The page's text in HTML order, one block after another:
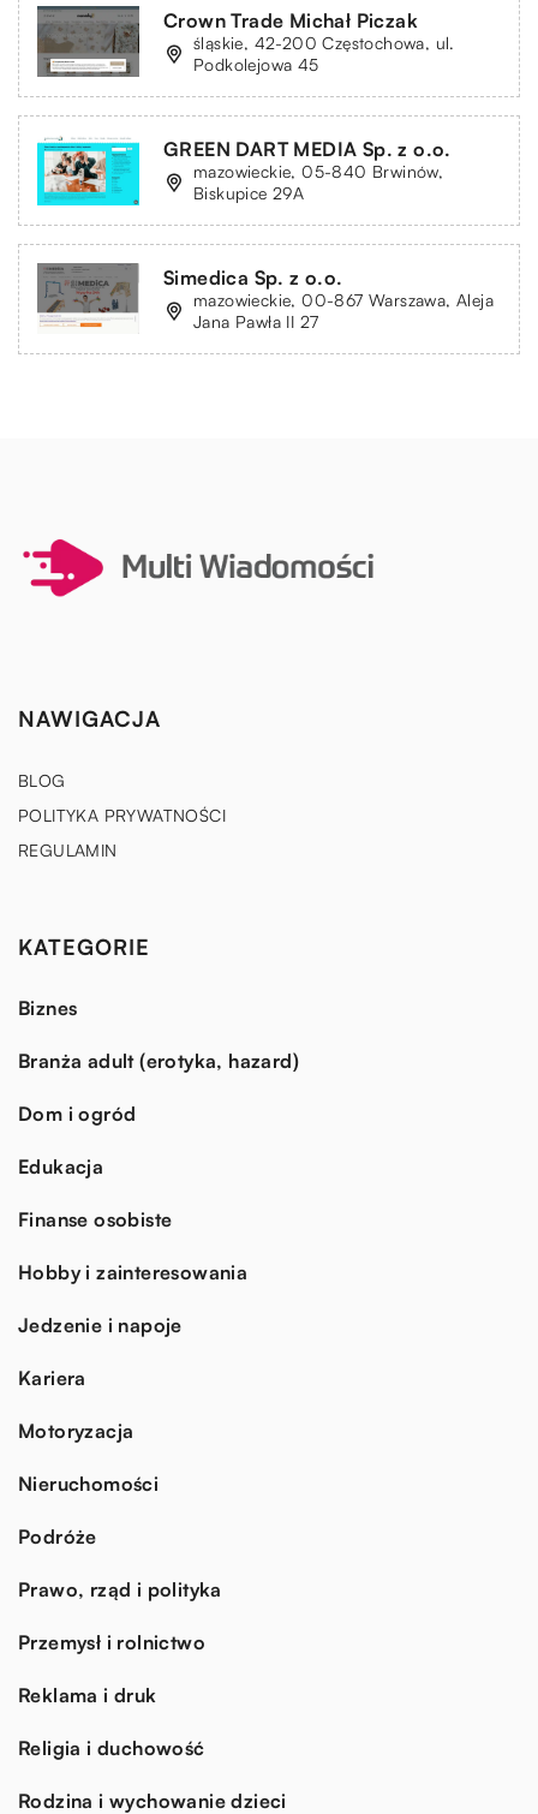
Crown Trade Michał Piczak
śląskie, 42-200 Częstochowa, ul.
Podkolejowa 45
GREEN DART MEDIA Sp. z o.o.
mazowieckie, 05-840 Brwinów,
Biskupice 29A
Simedica Sp. z o.o.
mazowieckie, 00-867 Warszawa, Aleja
Jana Pawła II 27
NAWIGACJA
BLOG
POLITYKA PRYWATNOŚCI
REGULAMIN
KATEGORIE
Biznes
Branża adult (erotyka, hazard)
Dom i ogród
Edukacja
Finanse osobiste
Hobby i zainteresowania
Jedzenie i napoje
Kariera
Motoryzacja
Nieruchomości
Podróże
Prawo, rząd i polityka
Przemysł i rolnictwo
Reklama i druk
Religia i duchowość
Rodzina i wychowanie dzieci